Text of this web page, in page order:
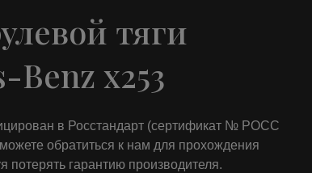
тяги
Benz x253
в Росстандарт (сертификат № РОСС
обратиться к нам для прохождения
потерять гарантию производителя.